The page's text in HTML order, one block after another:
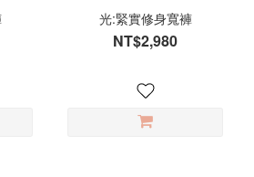
光:緊實修身寬褲
NT$2,980